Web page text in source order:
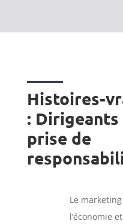
Histoires-
:
prise de
Le
l’économie